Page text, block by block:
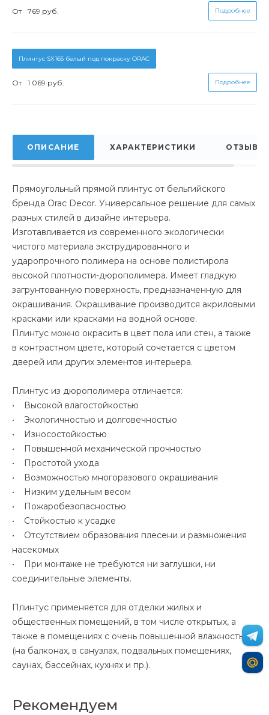
От 769 руб. Подробнее
Плинтус SX165 белый под покраску ORAC
От 1 069 руб. Подробнее
ОПИСАНИЕ ХАРАКТЕРИСТИКИ ОТЗЫВЫ
Прямоугольный прямой плинтус от бельгийского
бренда Orac Decor. Универсальное решение для самых
разных стилей в дизайне интерьера.
Изготавливается из современного экологически
чистого материала экструдированного и
ударопрочного полимера на основе полистирола
высокой плотности-дюрополимера. Имеет гладкую
загрунтованную поверхность, предназначенную для
окрашивания. Окрашивание производится акриловыми
красками или красками на водной основе.
Плинтус можно окрасить в цвет пола или стен, а также
в контрастном цвете, который сочетается с цветом
дверей или других элементов интерьера.
Плинтус из дюрополимера отличается:
• Высокой влагостойкостью
• Экологичностью и долговечностью
• Износостойкостью
• Повышенной механической прочностью
• Простотой ухода
• Возможностью многоразового окрашивания
• Низким удельным весом
• Пожаробезопасностью
• Стойкостью к усадке
• Отсутствием образования плесени и размножения
насекомых
• При монтаже не требуются ни заглушки, ни
соединительные элементы.
Плинтус применяется для отделки жилых и
общественных помещений, в том числе открытых, а
также в помещениях с очень повышенной влажностью
(на балконах, в санузлах, подвальных помещениях,
саунах, бассейнах, кухнях и пр.).
Рекомендуем